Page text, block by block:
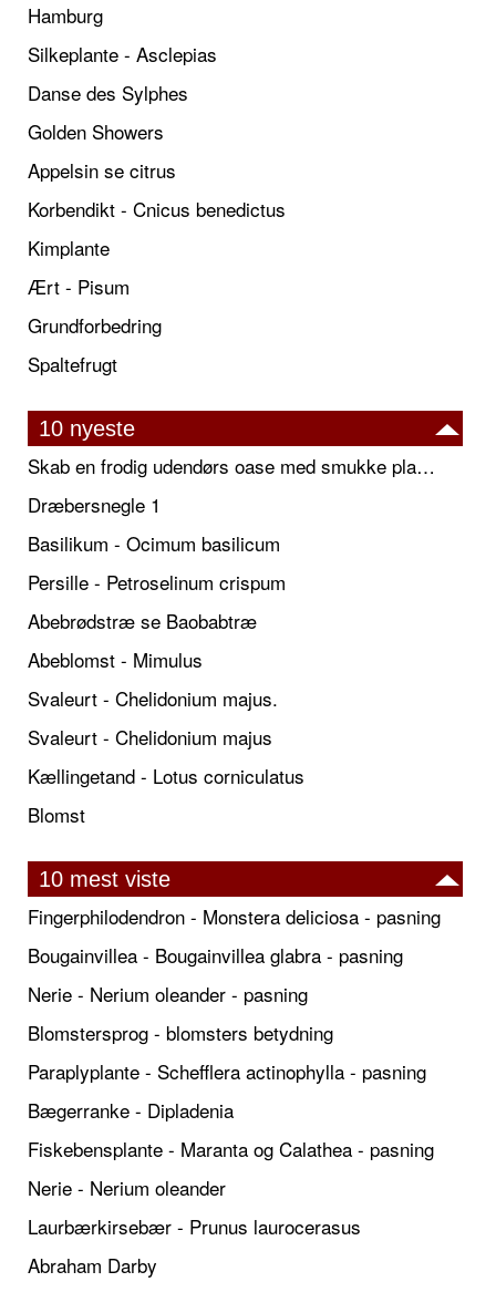
Hamburg
Silkeplante - Asclepias
Danse des Sylphes
Golden Showers
Appelsin se citrus
Korbendikt - Cnicus benedictus
Kimplante
Ært - Pisum
Grundforbedring
Spaltefrugt
10 nyeste
Skab en frodig udendørs oase med smukke plantekrukker og elegante espalier
Dræbersnegle 1
Basilikum - Ocimum basilicum
Persille - Petroselinum crispum
Abebrødstræ se Baobabtræ
Abeblomst - Mimulus
Svaleurt - Chelidonium majus.
Svaleurt - Chelidonium majus
Kællingetand - Lotus corniculatus
Blomst
10 mest viste
Fingerphilodendron - Monstera deliciosa - pasning
Bougainvillea - Bougainvillea glabra - pasning
Nerie - Nerium oleander - pasning
Blomstersprog - blomsters betydning
Paraplyplante - Schefflera actinophylla - pasning
Bægerranke - Dipladenia
Fiskebensplante - Maranta og Calathea - pasning
Nerie - Nerium oleander
Laurbærkirsebær - Prunus laurocerasus
Abraham Darby